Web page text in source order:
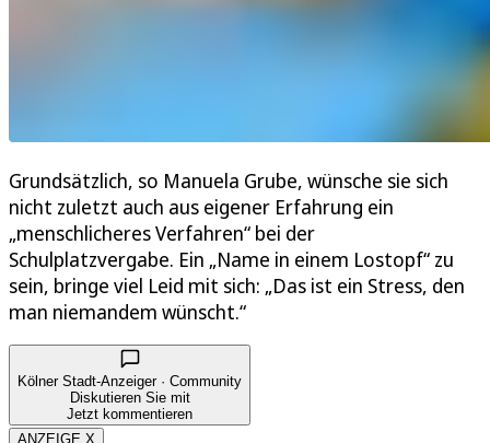
Grundsätzlich, so Manuela Grube, wünsche sie sich
nicht zuletzt auch aus eigener Erfahrung ein
„menschlicheres Verfahren“ bei der
Schulplatzvergabe. Ein „Name in einem Lostopf“ zu
sein, bringe viel Leid mit sich: „Das ist ein Stress, den
man niemandem wünscht.“
Kölner Stadt-Anzeiger · Community
Diskutieren Sie mit
Jetzt kommentieren
ANZEIGE X